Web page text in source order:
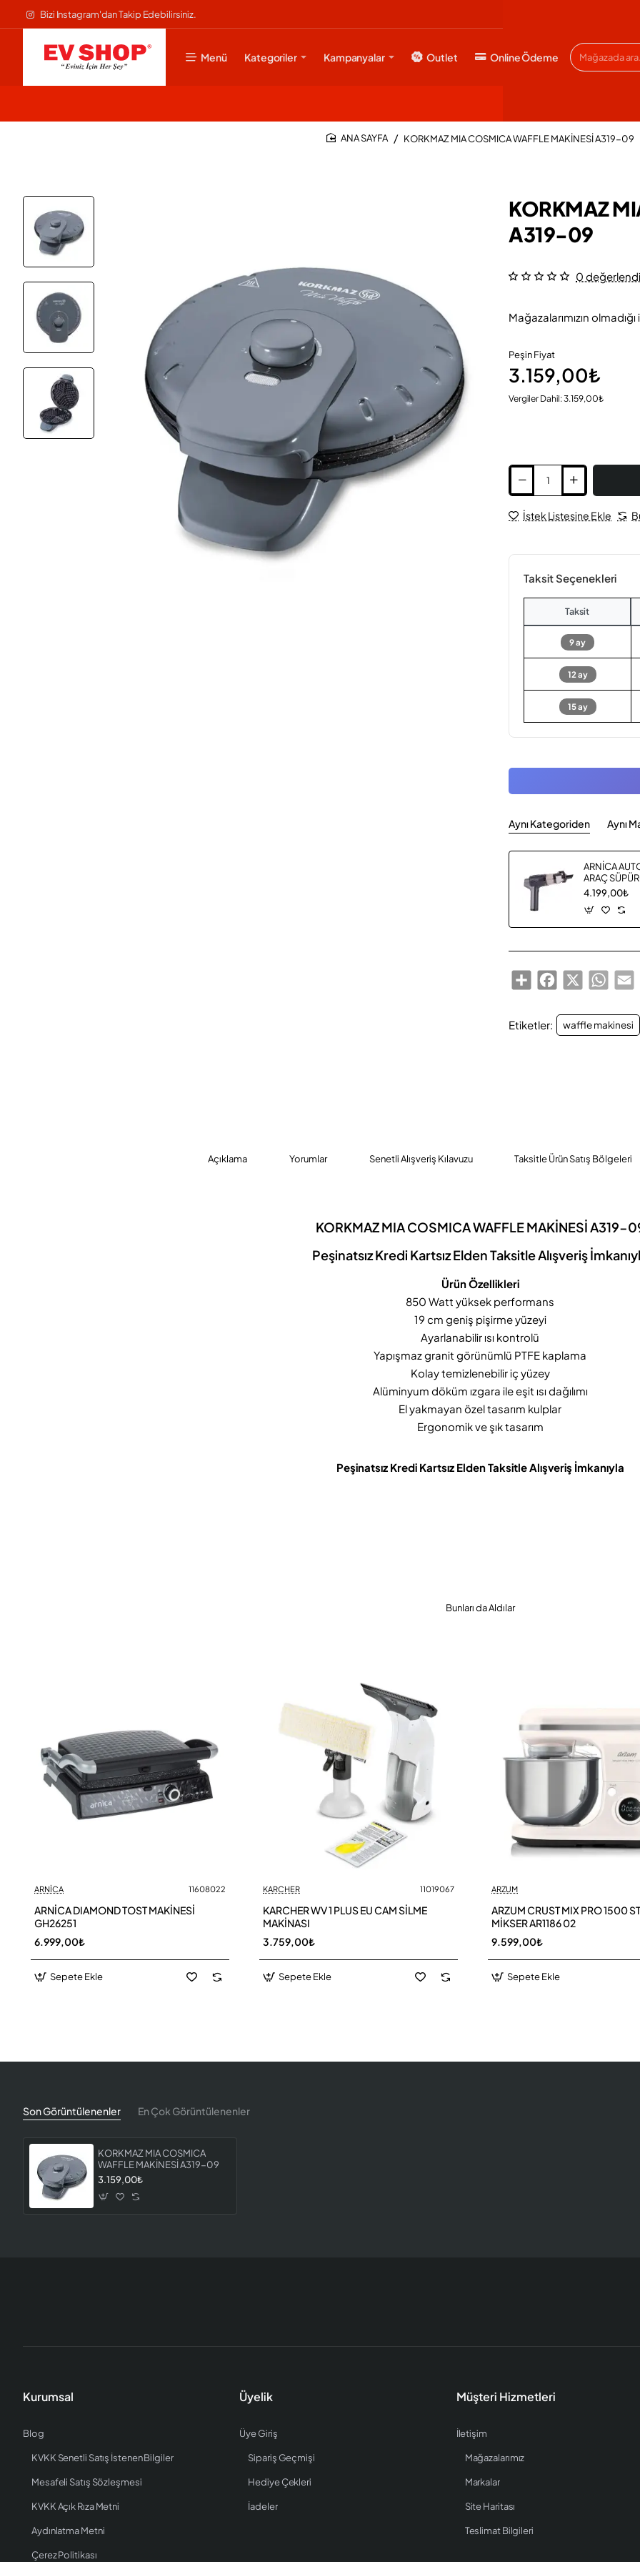
Bizi Instagram'dan Takip Edebilirsiniz.
Menü Kategoriler Kampanyalar Outlet Online Ödeme
Mağazada
ara...
KORKMAZ MIA COSMICA WAFFLE MAKİNESİ A319-09
KORKMAZ
A319-09
Mağazalarımızın
0
Peşin Fiyat
3.159,00₺
Vergiler Dahil: 3.159,00₺
İstek Listesine Ekle
Taksit Seçenekleri
Taksit
9 ay
12 ay
15 ay
Aynı Kategoriden Aynı
ARNİCA
ARAÇ
4.199,00₺
ShareFacebook
X
Etiketler: waffle makinesi
Açıklama Yorumlar Senetli Alışveriş Kılavuzu Taksitle Ürün Satış Bölgeleri
KORKMAZ MIA COSMICA WAFFLE MAKİNESİ A319-
Peşinatsız Kredi Kartsız Elden Taksitle Alışveriş
Ürün Özellikleri
850 Watt yüksek performans
19 cm geniş pişirme yüzeyi
Ayarlanabilir ısı kontrolü
Yapışmaz granit görünümlü PTFE kaplama
Kolay temizlenebilir iç yüzey
Alüminyum döküm ızgara ile eşit ısı dağılımı
El yakmayan özel tasarım kulplar
Ergonomik ve şık tasarım
Peşinatsız Kredi Kartsız Elden Taksitle Alışveriş İmkanıyla
Bunları da Aldılar
ARNİCA 11608022
ARNİCA DIAMOND TOST MAKİNESİ
GH26251
6.999,00₺
Sepete Ekle
KARCHER 11019067
KARCHER WV 1 PLUS EU CAM SİLME
MAKİNASI
3.759,00₺
Sepete Ekle
ARZUM
ARZUM CRUST MIX PRO 1500
MİKSER AR1186 02
9.599,00₺
Sepete Ekle
Son Görüntülenenler En Çok Görüntülenenler
KORKMAZ MIA COSMICA
WAFFLE MAKİNESİ A319-09
3.159,00₺
Kurumsal
Blog
KVKK Senetli Satış İstenen Bilgiler
Mesafeli Satış Sözleşmesi
KVKK Açık Rıza Metni
Aydınlatma Metni
Çerez Politikası
Üyelik
Üye Giriş
Sipariş Geçmişi
Hediye Çekleri
İadeler
Müşteri Hizmetleri
İletişim
Mağazalarımız
Markalar
Site Haritası
Teslimat Bilgileri